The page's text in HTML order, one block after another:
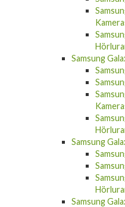
Samsung
Samsung
Samsung